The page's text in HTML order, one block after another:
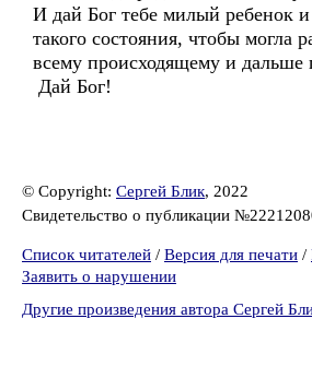
И дай Бог тебе милый ребенок
такого состояния, чтобы могла
всему происходящему и дальше
Дай Бог!
© Copyright: Сергей Блик, 2022
Свидетельство о публикации
Список читателей / Версия для печати /
Заявить о нарушении
Другие произведения автора Сергей